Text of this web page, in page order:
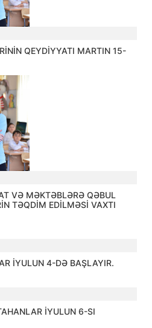
QEYDİYYATI MARTIN 15-
VƏ MƏKTƏBLƏRƏ QƏBUL
TƏQDİM EDİLMƏSİ VAXTI
İYULUN 4-DƏ BAŞLAYIR.
İYULUN 6-SI